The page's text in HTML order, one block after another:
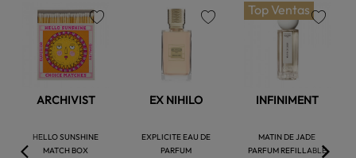
ARCHIVIST
HELLO SUNSHINE
MATCH BOX
favorite
EX NIHILO
EXPLICITE EAU DE
PARFUM
Top Ventas
INFINIMENT
MATIN DE JADE
PARFUM REFILLABLE